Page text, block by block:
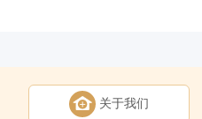
关于我们